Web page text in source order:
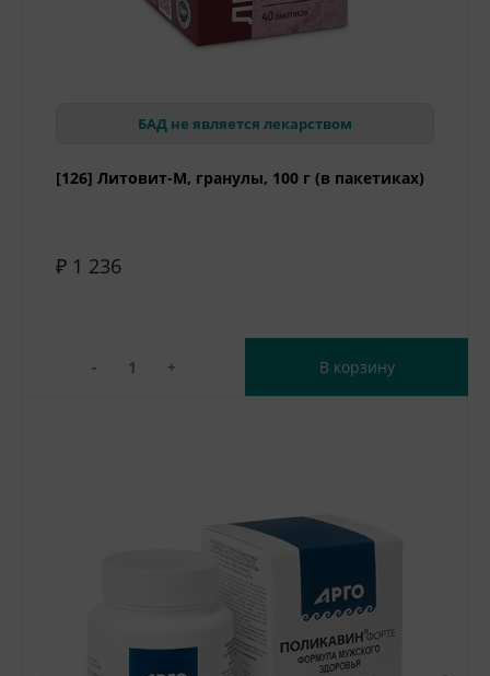
БАД не является лекарством
[126] Литовит-М, гранулы, 100 г (в пакетиках)
₽ 1 236
- + В корзину